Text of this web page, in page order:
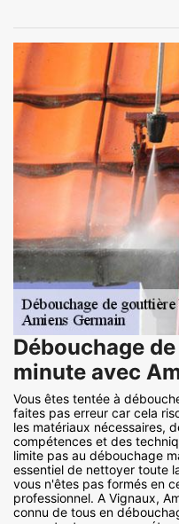
Débouchage
minute avec
Vous êtes tentée à
faites pas erreur car cela
les matériaux nécessaires,
compétences et des
limite pas au débouchage
essentiel de nettoyer toute
vous n'êtes pas formés en
professionnel. A Vignaux,
connu de tous en